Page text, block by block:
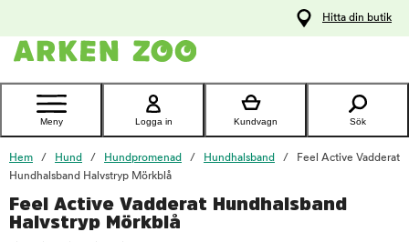
Kontakta
Hitta din butik
Meny Logga in Kundvagn Sök
Hem Hund Hundpromenad Hundhalsband
Feel Active Vadderat
Hundhalsband Halvstryp Mörkblå
Feel Active Vadderat Hundhalsband
Halvstryp Mörkblå
foo